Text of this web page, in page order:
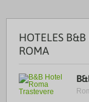
HOTELES
ROMA